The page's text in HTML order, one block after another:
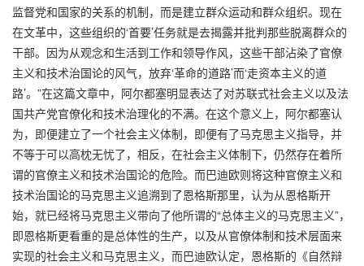
监督党和国家的关系的机制，而是建立群众运动和群众组织。现在
在文革中，这些组织的‘首要’任务就是去揭露并批判那些脱离群众的
干部。因为从观念和生活到工作和领导作风，这些干部沾染了官僚
主义和技术治国论的风气，放弃‘革命的道路’而‘走资本主义的道
路’。”在这篇文章中，阿尔都塞明显表达了对苏联式社会主义以及法
国共产党官僚化和技术治理化的不满。在这个意义上，阿尔都塞认
为，即便建立了一个社会主义体制，即便有了马克思主义指导，并
不等于可以高枕无忧了，相反，在社会主义体制下，仍然存在着所
谓的官僚主义和技术治国论的危险。而巴迪欧则将这种官僚主义和
技术治国论的马克思主义追溯到了恩格斯那里，认为从恩格斯开
始，就已经将马克思主义带向了他所谓的“总体主义的马克思主义”，
即恩格斯更看重的是总体性的生产，以及从官僚体制和技术层面来
实现的社会主义和马克思主义，而巴迪欧认定，恩格斯的《自然辩